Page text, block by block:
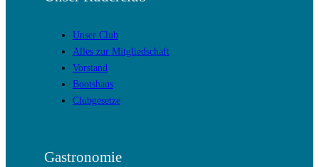
Unser Club
Alles zur Mitgliedschaft
Vorstand
Bootshaus
Clubgesetze
Gastronomie